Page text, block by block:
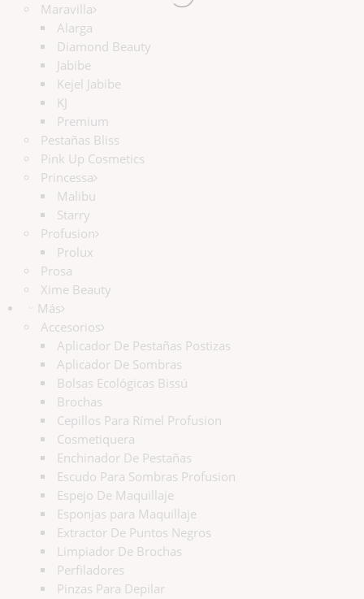
Maravilla
Alarga
Diamond Beauty
Jabibe
Kejel Jabibe
KJ
Premium
Pestañas Bliss
Pink Up Cosmetics
Princessa
Malibu
Starry
Profusion
Prolux
Prosa
Xime Beauty
Más
Accesorios
Aplicador De Pestañas Postizas
Aplicador De Sombras
Bolsas Ecológicas Bissú
Brochas
Cepillos Para Rímel Profusion
Cosmetiquera
Enchinador De Pestañas
Escudo Para Sombras Profusion
Espejo De Maquillaje
Esponjas para Maquillaje
Extractor De Puntos Negros
Limpiador De Brochas
Perfiladores
Pinzas Para Depilar